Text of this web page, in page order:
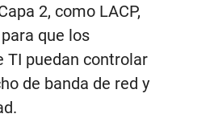
2, como LACP,
para que los
TI puedan controlar
de banda de red y